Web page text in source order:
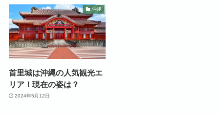
沖縄
首里城は沖縄の人気観光エ
リア！現在の姿は？
2024年5月12日